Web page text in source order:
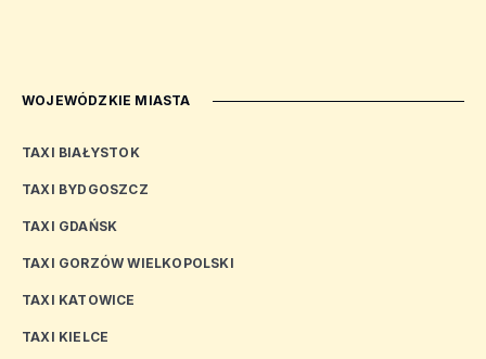
WOJEWÓDZKIE MIASTA
TAXI BIAŁYSTOK
TAXI BYDGOSZCZ
TAXI GDAŃSK
TAXI GORZÓW WIELKOPOLSKI
TAXI KATOWICE
TAXI KIELCE